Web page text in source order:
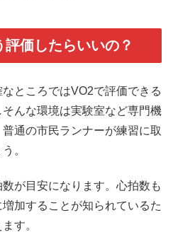
価したらいいの？
ところではVO2で評価できる
んな環境は実験室など専門機
通の市民ランナーが練習に取
。
が目安になります。心拍数も
加することが知られているた
す。